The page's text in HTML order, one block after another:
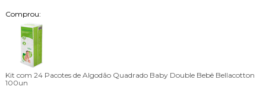
Comprou:
Kit com 24 Pacotes de Algodão Quadrado Baby Double Bebê Bellacotton
100un